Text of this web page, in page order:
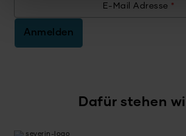
E-Mail Adresse *
Anmelden
Dafür stehen